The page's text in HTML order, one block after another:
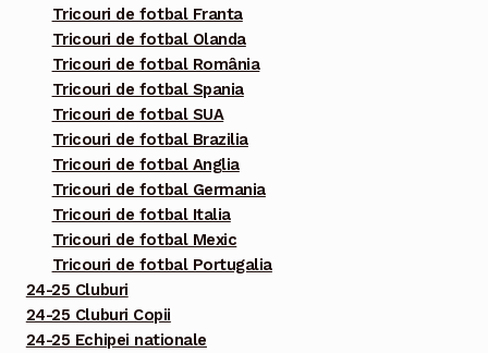
Tricouri de fotbal Franta
Tricouri de fotbal Olanda
Tricouri de fotbal România
Tricouri de fotbal Spania
Tricouri de fotbal SUA
Tricouri de fotbal Brazilia
Tricouri de fotbal Anglia
Tricouri de fotbal Germania
Tricouri de fotbal Italia
Tricouri de fotbal Mexic
Tricouri de fotbal Portugalia
24-25 Cluburi
24-25 Cluburi Copii
24-25 Echipei nationale